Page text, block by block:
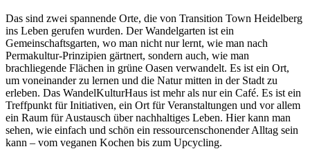
Das sind zwei spannende Orte, die von Transition Town Heidelberg
ins Leben gerufen wurden. Der Wandelgarten ist ein
Gemeinschaftsgarten, wo man nicht nur lernt, wie man nach
Permakultur-Prinzipien gärtnert, sondern auch, wie man
brachliegende Flächen in grüne Oasen verwandelt. Es ist ein Ort,
um voneinander zu lernen und die Natur mitten in der Stadt zu
erleben. Das WandelKulturHaus ist mehr als nur ein Café. Es ist ein
Treffpunkt für Initiativen, ein Ort für Veranstaltungen und vor allem
ein Raum für Austausch über nachhaltiges Leben. Hier kann man
sehen, wie einfach und schön ein ressourcenschonender Alltag sein
kann – vom veganen Kochen bis zum Upcycling.